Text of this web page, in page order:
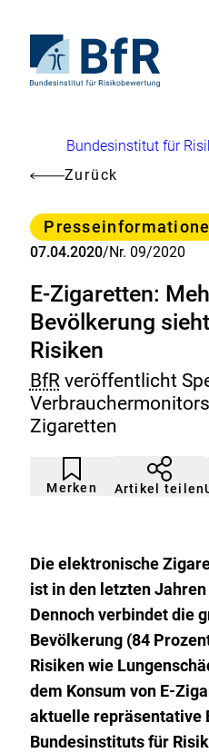
Seiteninhalt
springenStartseite
von
Brotkrumennavigation
Bundesinstitut für
Zurück
Kategorie
07.04.2020/Nr. 09/2020
E-Zigaretten:
Bevölkerung
Risiken
BfRveröffentlicht
Zigaretten
Merken
Artikel
nicht
gemerkt
Durch
Klicken
der
Artikel teilen
Die elektronische
ist in den letzten
Dennoch verbindet die
Bevölkerung (84
Risiken wie
dem Konsum von E-
aktuelle repräsentative
Bundesinstituts für